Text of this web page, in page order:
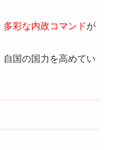
多彩な内政コマンドが
自国の国力を高めてい